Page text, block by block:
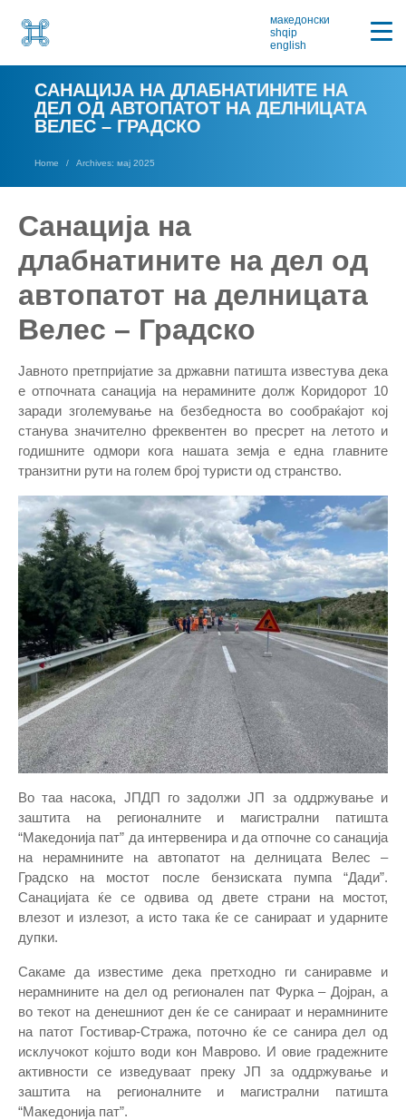
македонски
shqip
english
САНАЦИЈА НА ДЛАБНАТИНИТЕ НА
ДЕЛ ОД АВТОПАТОТ НА ДЕЛНИЦАТА
ВЕЛЕС – ГРАДСКО
Home Archives: мај 2025
Санација на
длабнатините на дел од
автопатот на делницата
Велес – Градско
Јавното претпријатие за државни патишта известува дека
е отпочната санација на нерамините долж Коридорот 10
заради зголемување на безбедноста во сообраќајот кој
станува значително фреквентен во пресрет на летото и
годишните одмори кога нашата земја е една главните
транзитни рути на голем број туристи од странство.
Во таа насока, ЈПДП го задолжи ЈП за оддржување и
заштита на регионалните и магистрални патишта
“Македонија пат” да интервенира и да отпочне со санација
на нерамнините на автопатот на делницата Велес –
Градско на мостот после бензиската пумпа “Дади”.
Санацијата ќе се одвива од двете страни на мостот,
влезот и излезот, а исто така ќе се санираат и ударните
дупки.
Сакаме да известиме дека претходно ги саниравме и
нерамнините на дел од регионален пат Фурка – Дојран, а
во текот на денешниот ден ќе се санираат и нерамнините
на патот Гостивар-Стража, поточно ќе се санира дел од
исклучокот којшто води кон Маврово. И овие градежните
активности се изведуваат преку ЈП за оддржување и
заштита на регионалните и магистрални патишта
“Македонија пат”.